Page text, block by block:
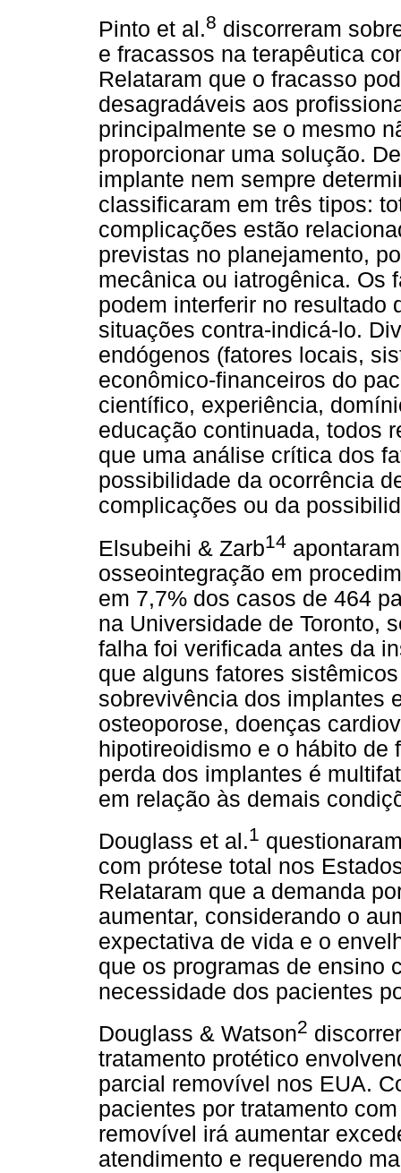
Pinto et al.8 discorreram
e fracassos na terapêutica
Relataram que o fracasso
desagradáveis aos
principalmente se o mesmo
proporcionar uma solução.
implante nem sempre
classificaram em três tipos:
complicações estão
previstas no planejamento,
mecânica ou iatrogênica. Os
podem interferir no resultado
situações contra-indicá-lo.
endógenos (fatores locais,
econômico-financeiros do
científico, experiência,
educação continuada, todos
que uma análise crítica dos
possibilidade da ocorrência
complicações ou da
Elsubeihi & Zarb14
osseointegração em
em 7,7% dos casos de 464
na Universidade de Toronto,
falha foi verificada antes da
que alguns fatores
sobrevivência dos implantes
osteoporose, doenças
hipotireoidismo e o hábito de
perda dos implantes é
em relação às demais
Douglass et al.1
com prótese total nos
Relataram que a demanda
aumentar, considerando o
expectativa de vida e o
que os programas de ensino
necessidade dos pacientes
Douglass & Watson2
tratamento protético
parcial removível nos EUA.
pacientes por tratamento
removível irá aumentar
atendimento e requerendo